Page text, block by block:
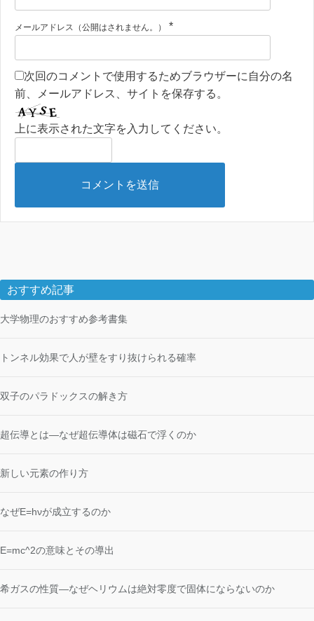
メールアドレス（公開はされません。） *
次回のコメントで使用するためブラウザーに自分の名
前、メールアドレス、サイトを保存する。
上に表示された文字を入力してください。
おすすめ記事
大学物理のおすすめ参考書集
トンネル効果で人が壁をすり抜けられる確率
双子のパラドックスの解き方
超伝導とは―なぜ超伝導体は磁石で浮くのか
新しい元素の作り方
なぜE=hνが成立するのか
E=mc^2の意味とその導出
希ガスの性質―なぜヘリウムは絶対零度で固体にならないのか